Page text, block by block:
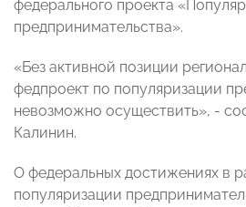
федерального проекта
предпринимательства».
«Без активной позиции
федпроект по популяризации
невозможно осуществить», -
Калинин.
О федеральных достижениях в
популяризации